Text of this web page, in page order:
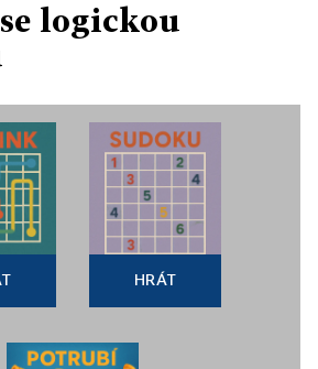
logickou
HRÁT